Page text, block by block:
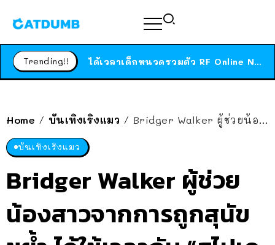
Trending!! ได้เวลาเด็กหนวดรวมตัว RF Online Next เปิดให้เล่นแล้ว เกม Sci-Fi MMORPG ระดับตำนาน เล่นได้ทั้งมือถือและ PC
Home / บันเทิงเริงแมว / Bridger Walker ผู้ช่วยน้องสาวจากการถูกสุนัขขย้ำ ได้ใช้เวลากับ “สไปเดอร์แมน” ฮีโร่ที่ชื่นชอบ
บันเทิงเริงแมว
Bridger Walker ผู้ช่วย
น้องสาวจากการถูกสุนัข